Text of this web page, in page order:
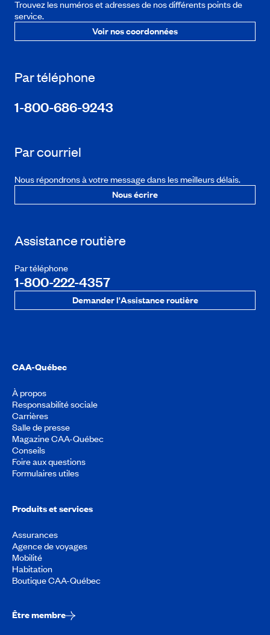
Trouvez les numéros et adresses de nos différents points de
service.
Voir nos coordonnées
Par téléphone
1-800-686-9243
Par courriel
Nous répondrons à votre message dans les meilleurs délais.
Nous écrire
Assistance routière
Par téléphone
1-800-222-4357
Demander l'Assistance routière
CAA-Québec
À propos
Responsabilité sociale
Carrières
Salle de presse
Magazine CAA-Québec
Conseils
Foire aux questions
Formulaires utiles
Produits et services
Assurances
Agence de voyages
Mobilité
Habitation
Boutique CAA-Québec
Être membre